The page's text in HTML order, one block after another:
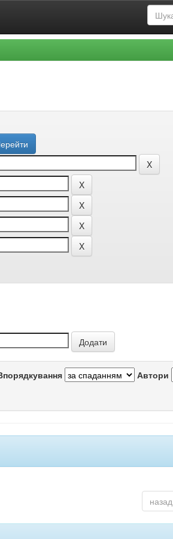
Автори
назад